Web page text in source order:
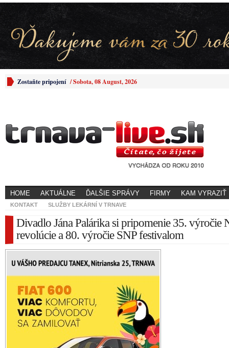
Zostaňte pripojení /Sobota, 08 August, 2026
HOME AKTUÁLNE ĎALŠIE SPRÁVY FIRMY KAM VYRAZIŤ
KONTAKT SLUŽBY LEKÁRNÍ V TRNAVE
Divadlo Jána Palárika si pripomenie 35. výročie
revolúcie a 80. výročie SNP festivalom